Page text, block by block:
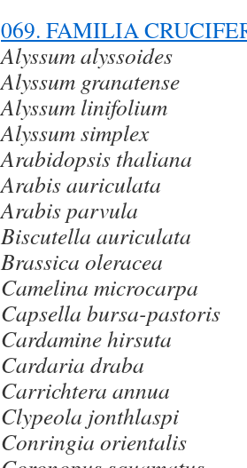
069. FAMILIA
Alyssum alyssoides
Alyssum granatense
Alyssum linifolium
Alyssum simplex
Arabidopsis thaliana
Arabis auriculata
Arabis parvula
Biscutella auriculata
Brassica oleracea
Camelina microcarpa
Capsella bursa-pastoris
Cardamine hirsuta
Cardaria draba
Carrichtera annua
Clypeola jonthlaspi
Conringia orientalis